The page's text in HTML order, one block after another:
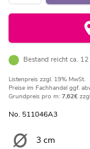
Bestand reicht ca. 12
Listenpreis zzgl. 19% MwSt.
Preise im Fachhandel ggf.
Grundpreis pro m: 7,62€
No. 511046A3
3 cm